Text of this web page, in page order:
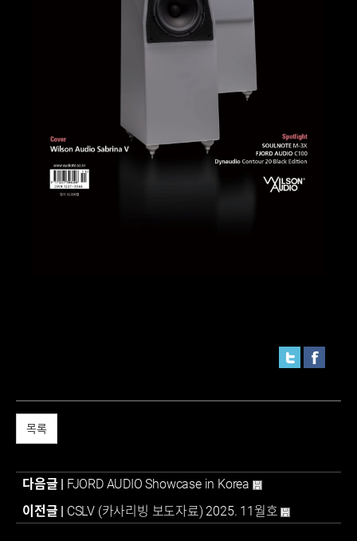
목록
다음글 | FJORD AUDIO Showcase in Korea
이전글 | CSLV (카사리빙 보도자료) 2025. 11월호